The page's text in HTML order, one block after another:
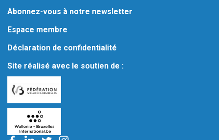
Abonnez-vous à notre newsletter
Espace membre
Déclaration de confidentialité
Site réalisé avec le soutien de :